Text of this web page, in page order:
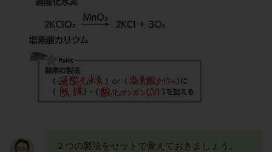
２つの製法をセットで覚えておきましょう。